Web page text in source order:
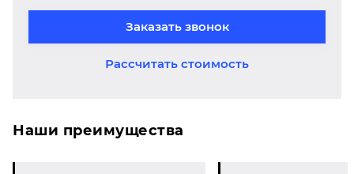
Заказать звонок
Рассчитать стоимость
Наши преимущества